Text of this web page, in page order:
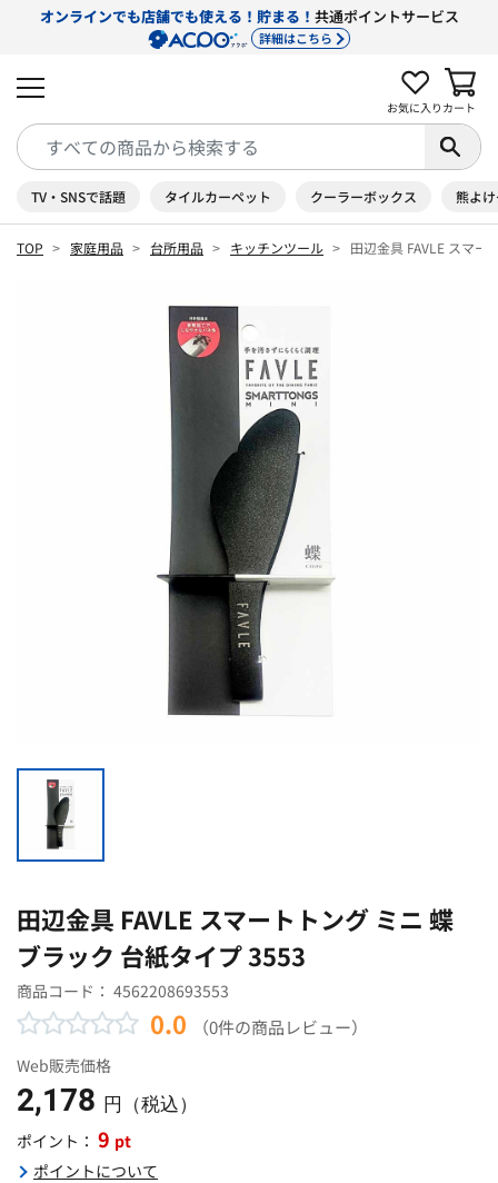
オンラインでも店舗でも使える！貯まる！ 共通ポイントサービス
詳細はこちら
お気に入り カート
TV・SNSで話題 タイルカーペット クーラーボックス 熊よ
TOP 家庭用品 台所用品 キッチンツール 田辺金具 FAVLE スマ
田辺金具 FAVLE スマートトング ミニ 蝶
ブラック 台紙タイプ 3553
商品コード： 4562208693553
0.0 （0件の商品レビュー）
Web販売価格
2,178 円（税込）
ポイント： 9 pt
ポイントについて